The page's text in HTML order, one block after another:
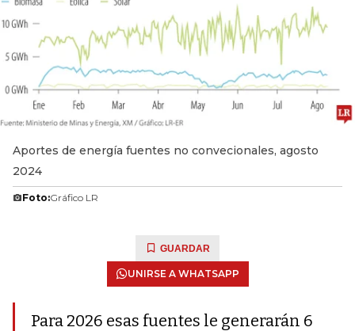
Aportes de energía fuentes no convecionales, agosto
2024
Foto:Gráfico LR
GUARDAR
UNIRSE A WHATSAPP
Para 2026 esas fuentes le generarán 6